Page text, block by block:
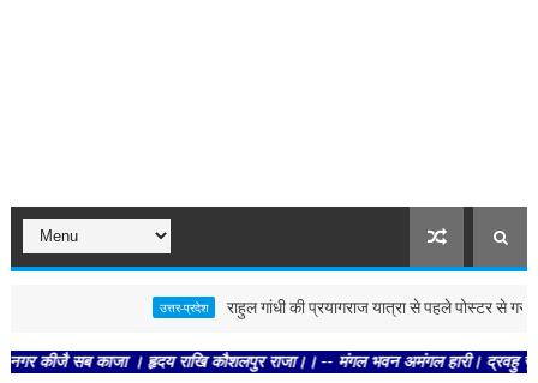
उत्तर-प्रदेश राहुल गांधी की प्रयागराज यात्रा से पहले पोस्टर से गरमाई
सब काजा । हृदय राखि कौशलपुर राजा।। -- मंगल भवन अमंगल हारी। द्रवहु सुदसरथ